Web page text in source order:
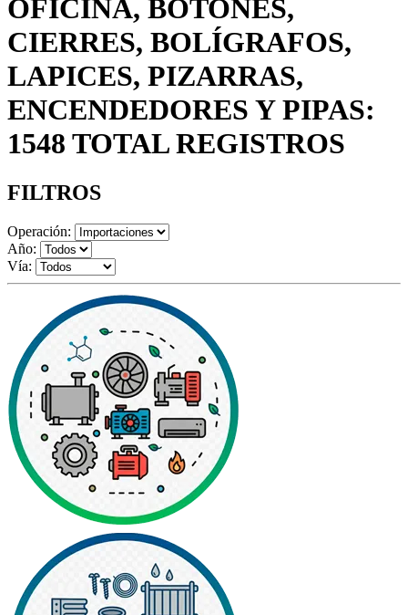
OFICINA, BOTONES,
CIERRES, BOLÍGRAFOS,
LAPICES, PIZARRAS,
ENCENDEDORES Y PIPAS:
1548 TOTAL REGISTROS
FILTROS
Operación:
Año:
Vía: